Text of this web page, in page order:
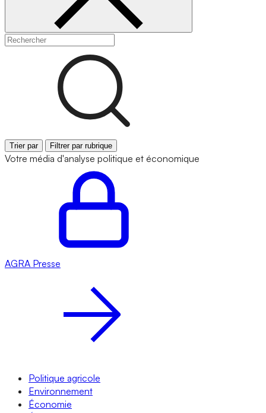
Trier par Filtrer par rubrique
Votre média d'analyse politique et économique
AGRA Presse
Politique agricole
Environnement
Économie